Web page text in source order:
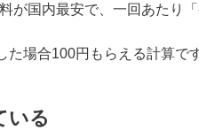
が国内最安で、一回あたり
場合100円もらえる計算です
いる